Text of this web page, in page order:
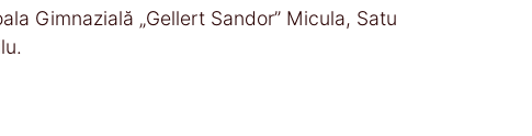
Gimnazială „Gellert Sandor” Micula, Satu